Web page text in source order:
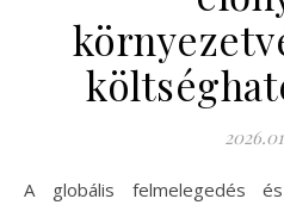
A globális felmelegedés és a környezetszennyezés